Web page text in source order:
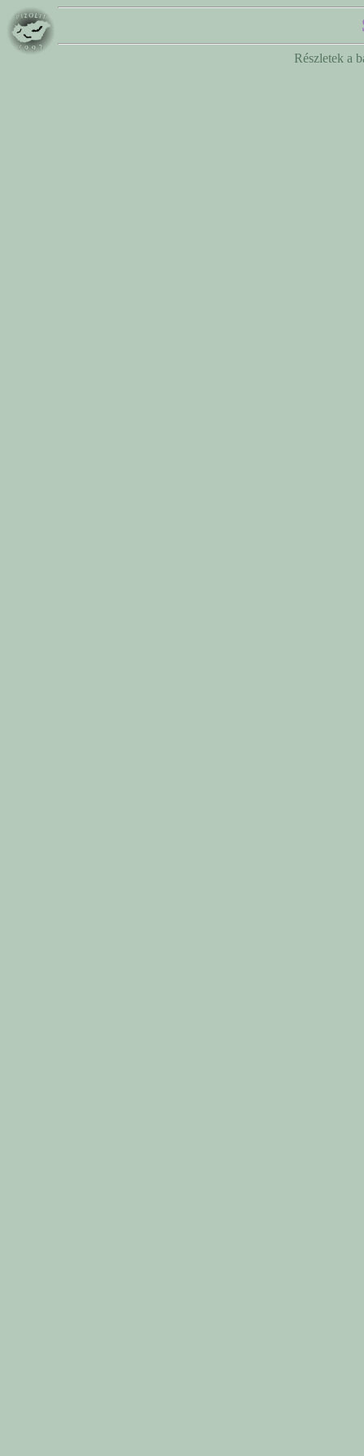
Részletek a